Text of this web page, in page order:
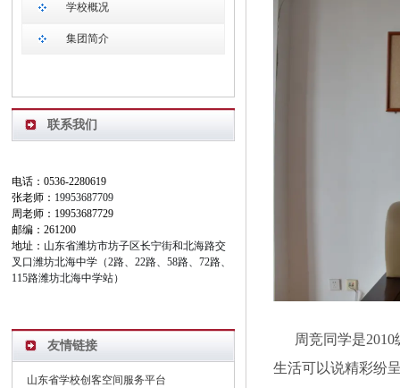
周竞同学是2010
生活可以说精彩纷
学校概况
集团简介
联系我们
电话：0536-2280619
张老师： 19953687709
周老师：19953687729
邮编：261200
地址： 山东省潍坊市坊子区长宁街和北海路交
叉口潍坊北海中学（2路、22路、58路、72路、
115路潍坊北海中学站）
友情链接
山东省学校创客空间服务平台